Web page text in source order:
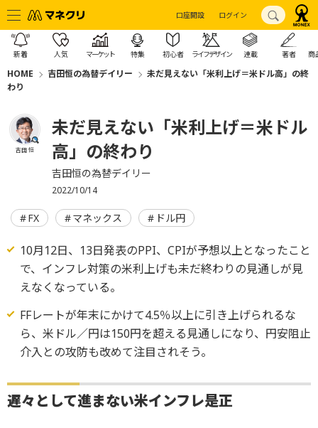
口座開設 ログイン
新着 人気 マーケット 特集 初心者 ライフデザイン 連載 著者 商
HOME 吉田恒の為替デイリー
未だ見えない「米利上げ＝米ドル高」の終
わり
吉田 恒
未だ見えない「米利上げ＝米ドル
高」の終わり
吉田恒の為替デイリー
2022/10/14
FX マネックス ドル円
10月12日、13日発表のPPI、CPIが予想以上となったこと
で、インフレ対策の米利上げも未だ終わりの見通しが見
えなくなっている。
FFレートが年末にかけて4.5％以上に引き上げられるな
ら、米ドル／円は150円を超える見通しになり、円安阻止
介入との攻防も改めて注目されそう。
遅々として進まない米インフレ是正